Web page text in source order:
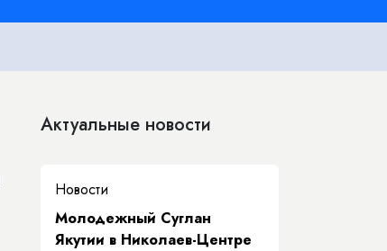
Актуальные новости
Новости
Молодежный Суглан
Якутии в Николаев-Центре